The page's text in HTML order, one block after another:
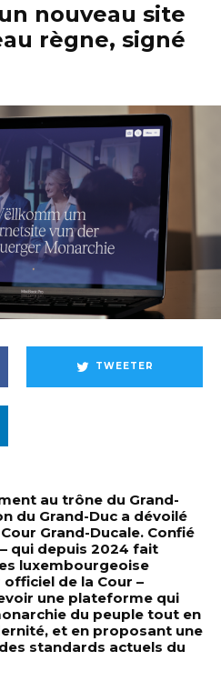
nouveau site
règne, signé
TWEETER
au trône du Grand-
du Grand-Duc a dévoilé
Grand-Ducale. Confié
qui depuis 2024 fait
luxembourgeoise
de la Cour –
une plateforme qui
du peuple tout en
et en proposant une
standards actuels du